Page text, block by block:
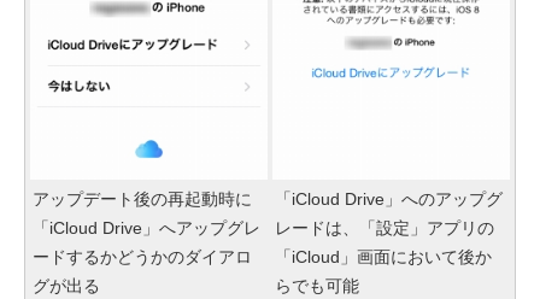
アップデート後の再起動時に
「iCloud Drive」へアップグレ
ードするかどうかのダイアロ
グが出る
「iCloud Drive」へのアップグ
レードは、「設定」アプリの
「iCloud」画面において後か
らでも可能